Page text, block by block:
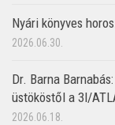
Nyári könyves
2026.06.30.
Dr. Barna
üstököstől a 3I/
2026.06.18.